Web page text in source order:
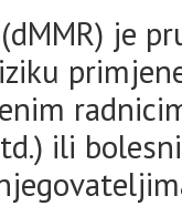
je
ili